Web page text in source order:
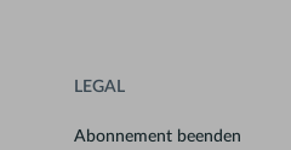
LEGAL
Abonnement beenden